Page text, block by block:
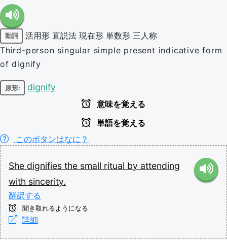
動詞 活用形 直説法 現在形 単数形 三人称
Third-person singular simple present indicative form
of dignify
原形: dignify
意味を覚える
単語を覚える
このボタンはなに？
She dignifies the small ritual by attending
with sincerity.
翻訳する
聞き取れるようになる
詳細